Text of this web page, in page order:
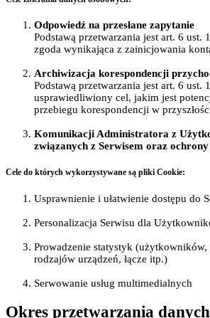
Odpowiedź na przesłane zapytanie
Podstawą przetwarzania jest art. 6 ust.
zgoda wynikająca z zainicjowania
Archiwizacja korespondencji
Podstawą przetwarzania jest art. 6 ust.
usprawiedliwiony cel, jakim jest
przebiegu korespondencji w
Komunikacji Administratora z
związanych z Serwisem oraz
Cele do których wykorzystywane są pliki Cookie:
Usprawnienie i ułatwienie dostępu do
Personalizacja Serwisu dla
Prowadzenie statystyk
rodzajów urządzeń, łącze itp.)
Serwowanie usług multimedialnych
Okres przetwarzania